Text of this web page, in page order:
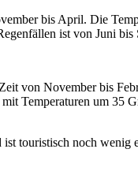
bis April. Die
ist von Juni bis
von November bis
Temperaturen um 35
touristisch noch